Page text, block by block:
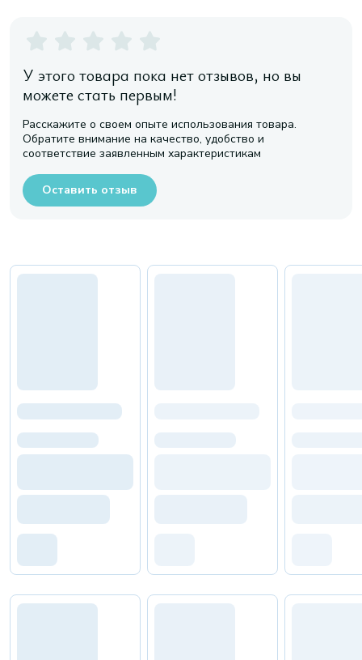
У этого товара пока нет отзывов, но вы
можете стать первым!
Расскажите о своем опыте использования товара.
Обратите внимание на качество, удобство и
соответствие заявленным характеристикам
Оставить отзыв